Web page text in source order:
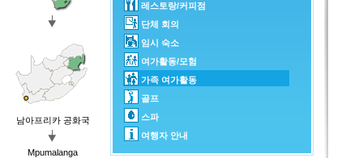
남아프리카 공화국
Mpumalanga
레스토랑/커피점
단체 회의
임시 숙소
여가활동/모험
가족 여가활동
골프
스파
여행자 안내